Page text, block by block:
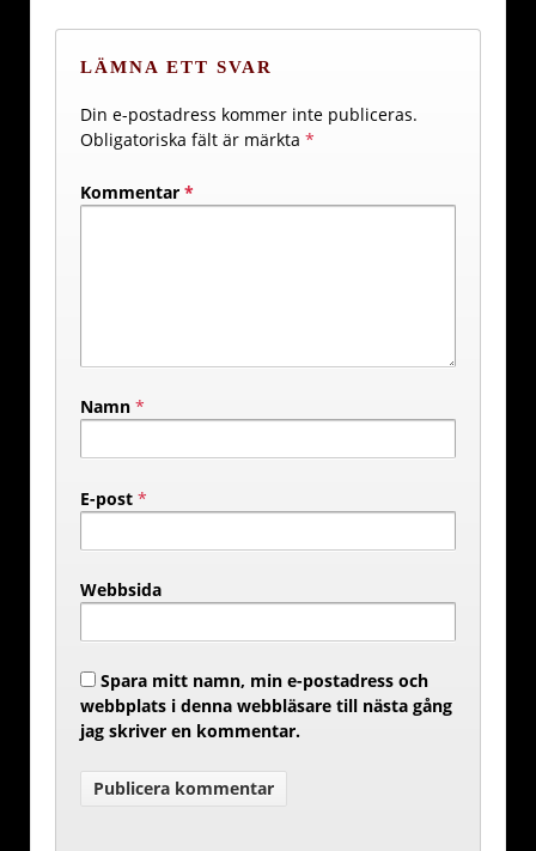
LÄMNA ETT SVAR
Din e-postadress kommer inte publiceras.
Obligatoriska fält är märkta *
Kommentar *
Namn *
E-post *
Webbsida
Spara mitt namn, min e-postadress och
webbplats i denna webbläsare till nästa gång
jag skriver en kommentar.